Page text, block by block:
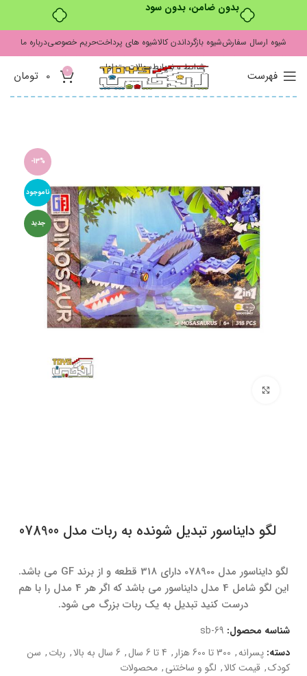
بدون ضامن، بدون سود
شیوه ارسال سفارششیوه بازگرداندن کالاشیوه های پرداختحریم خصوصیدرباره ما
شرایط و ضوابطسوالات متداول
فهرست 0
0 تومان
-13%
ناموجود
جدید
لگو‌ دایناسور تبدیل شونده به ربات مدل 078900
لگو‌ دایناسور مدل 078900 دارای 318 قطعه و از برند GF می باشد.
این لگو شامل 4 مدل دایناسور می باشد که اگر هر 4 مدل را با هم
درست کنید تبدیل به یک ربات بزرگ می شود.
شناسه محصول: sb-69
دسته: پسرانه, 300 تا 600 هزار , 4 تا 6 سال , 6 سال به بالا , ربات, سن
کودک, قیمت کالا, لگو و ساختنی, محصولات